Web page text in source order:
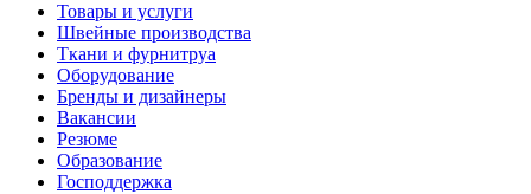
Товары и услуги
Швейные производства
Ткани и фурнитруа
Оборудование
Бренды и дизайнеры
Вакансии
Резюме
Образование
Господдержка